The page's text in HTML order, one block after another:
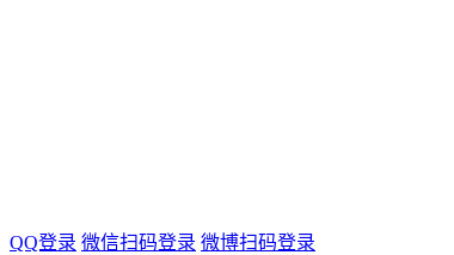
QQ登录 微信扫码登录 微博扫码登录